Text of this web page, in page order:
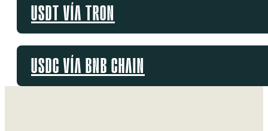
USDT VÍA TRON
USDC VÍA BNB CHAIN